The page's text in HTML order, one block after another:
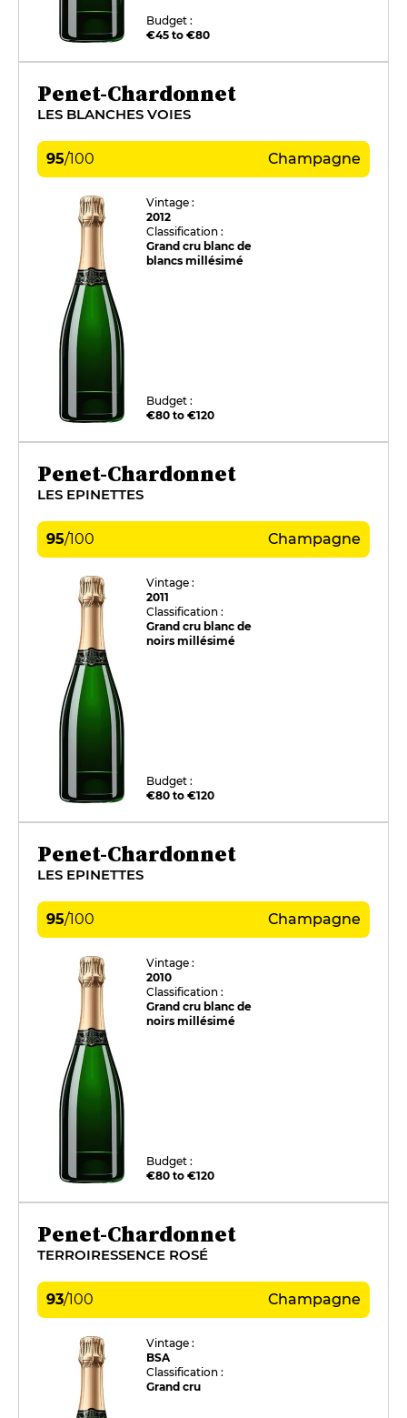
Budget :
€45 to €80
Penet-Chardonnet
LES BLANCHES VOIES
95/100 Champagne
Vintage :
2012
Classification :
Grand cru blanc de
blancs millésimé
Budget :
€80 to €120
Penet-Chardonnet
LES EPINETTES
95/100 Champagne
Vintage :
2011
Classification :
Grand cru blanc de
noirs millésimé
Budget :
€80 to €120
Penet-Chardonnet
LES EPINETTES
95/100 Champagne
Vintage :
2010
Classification :
Grand cru blanc de
noirs millésimé
Budget :
€80 to €120
Penet-Chardonnet
TERROIRESSENCE ROSÉ
93/100 Champagne
Vintage :
BSA
Classification :
Grand cru